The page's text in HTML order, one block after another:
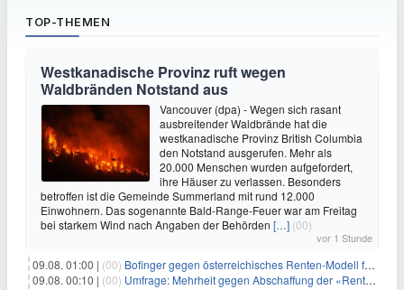
TOP-THEMEN
Westkanadische Provinz ruft wegen
Waldbränden Notstand aus
Vancouver (dpa) - Wegen sich rasant
ausbreitender Waldbrände hat die
westkanadische Provinz British Columbia
den Notstand ausgerufen. Mehr als
20.000 Menschen wurden aufgefordert,
ihre Häuser zu verlassen. Besonders
betroffen ist die Gemeinde Summerland mit rund 12.000
Einwohnern. Das sogenannte Bald-Range-Feuer war am Freitag
bei starkem Wind nach Angaben der Behörden […] (00)
vor 1 Stunde
09.08. 01:00 | (00) Bofinger gegen österreichisches Renten-Modell für Schwerarbeiter
09.08. 00:10 | (00) Umfrage: Mehrheit gegen Abschaffung der «Rente mit 63»